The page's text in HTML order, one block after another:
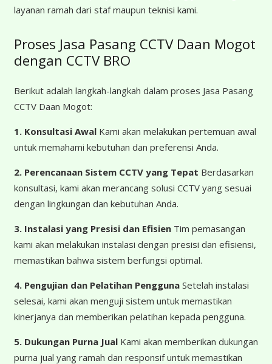
layanan ramah dari staf maupun teknisi kami.
Proses Jasa Pasang CCTV Daan Mogot
dengan CCTV BRO
Berikut adalah langkah-langkah dalam proses Jasa Pasang
CCTV Daan Mogot:
1. Konsultasi AwalKami akan melakukan pertemuan awal
untuk memahami kebutuhan dan preferensi Anda.
2. Perencanaan Sistem CCTV yang Tepat Berdasarkan
konsultasi, kami akan merancang solusi CCTV yang sesuai
dengan lingkungan dan kebutuhan Anda.
3. Instalasi yang Presisi dan EfisienTim pemasangan
kami akan melakukan instalasi dengan presisi dan efisiensi,
memastikan bahwa sistem berfungsi optimal.
4. Pengujian dan Pelatihan PenggunaSetelah instalasi
selesai, kami akan menguji sistem untuk memastikan
kinerjanya dan memberikan pelatihan kepada pengguna.
5. Dukungan Purna JualKami akan memberikan dukungan
purna jual yang ramah dan responsif untuk memastikan